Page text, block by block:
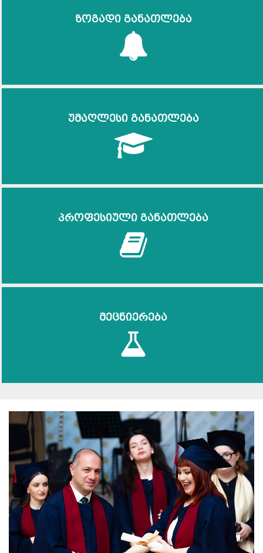
ზოგადი განათლება
უმაღლესი განათლება
პროფესიული განათლება
მეცნიერება